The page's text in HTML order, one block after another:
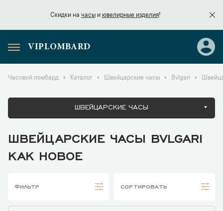
Скидки на часыи ювелирные изделия!
Скидки начасы
VIPLOMBARD
Часовой ломбард Каталог Швейцарские часы Bvlgari
ШВЕЙЦАРСКИЕ ЧАСЫ
ШВЕЙЦАРСКИЕ ЧАСЫ BVLGARI
КАК НОВОЕ
ФИЛЬТР СОРТИРОВАТЬ